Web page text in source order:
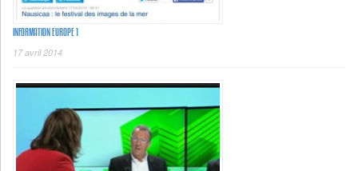
INFORMATION EUROPE 1
17 avril 2014